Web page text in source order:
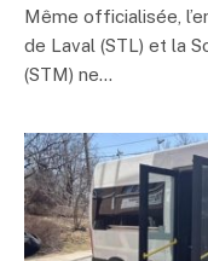
Même officialisée,
de Laval (STL) et la
(STM) ne…